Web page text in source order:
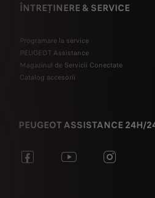
ÎNTREȚINERE & SERVICE
Programare la service
PEUGEOT Assistance
Magazinul de Servicii Conectate
Catalog accesorii
PEUGEOT ASSISTANCE 24H/